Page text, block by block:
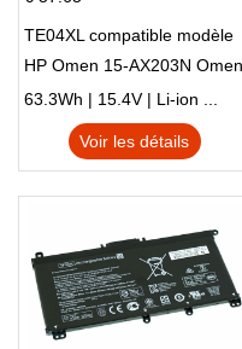
TE04XL compatible modèle
HP Omen 15-AX203N Omen
15 Series Pavilion 15 Series
63.3Wh | 15.4V | Li-ion ...
Voir les détails